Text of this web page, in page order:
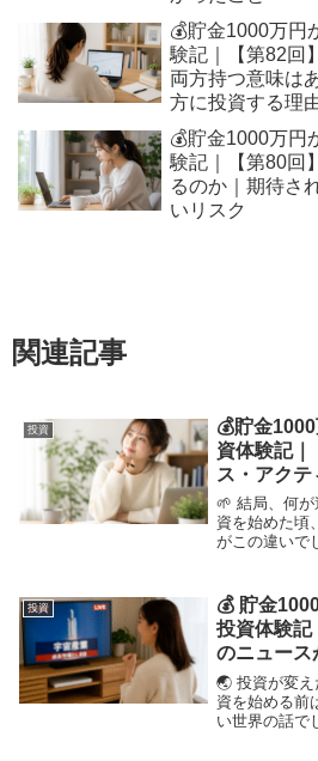
💰貯金1000万円
験記｜【第82回
両方持つ意味は
方に投資する理
💰貯金1000万円
験記｜【第80回
るのか｜期待さ
いリスク
関連記事
投資
💰貯金
資体験記｜
ス・アク
違い｜初心
🌱 結局、何
資を始めた頃
がこの違いで
した。なんと
うになる。そ
投資
💰 貯金
投資体験記
のニュース
た日
🌏 投資が変
資を始める前
い世界の話で